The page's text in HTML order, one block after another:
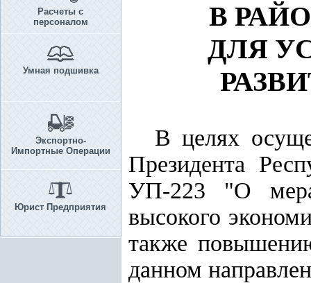
Расчеты с
персоналом
Умная подшивка
Экспортно-
Импортные Операции
Юрист Предприятия
В
ДЛЯ
В целях
Президента
УП-223 "О
высокого
также
данном